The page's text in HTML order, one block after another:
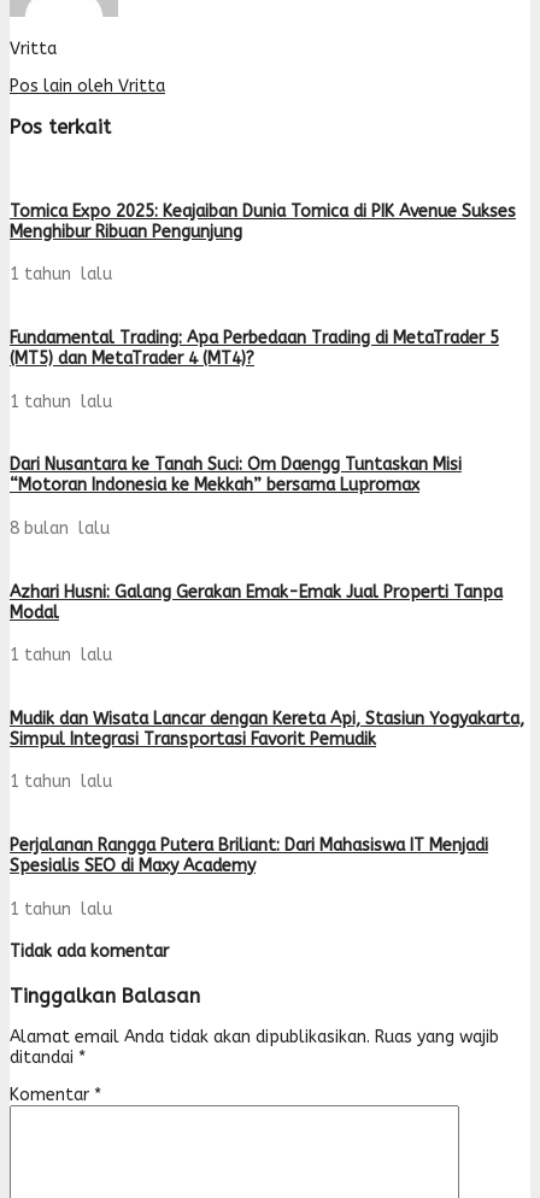
Vritta
Pos lain oleh Vritta
Pos terkait
Tomica Expo 2025: Keajaiban Dunia Tomica di PIK Avenue Sukses
Menghibur Ribuan Pengunjung
1 tahun lalu
Fundamental Trading: Apa Perbedaan Trading di MetaTrader 5
(MT5) dan MetaTrader 4 (MT4)?
1 tahun lalu
Dari Nusantara ke Tanah Suci: Om Daengg Tuntaskan Misi
“Motoran Indonesia ke Mekkah” bersama Lupromax
8 bulan lalu
Azhari Husni: Galang Gerakan Emak-Emak Jual Properti Tanpa
Modal
1 tahun lalu
Mudik dan Wisata Lancar dengan Kereta Api, Stasiun Yogyakarta,
Simpul Integrasi Transportasi Favorit Pemudik
1 tahun lalu
Perjalanan Rangga Putera Briliant: Dari Mahasiswa IT Menjadi
Spesialis SEO di Maxy Academy
1 tahun lalu
Tidak ada komentar
Tinggalkan Balasan
Alamat email Anda tidak akan dipublikasikan. Ruas yang wajib
ditandai *
Komentar *